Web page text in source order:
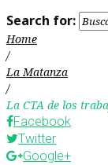
Search for:
Home
/
La Matanza
/
La CTA de los
Facebook
Twitter
Google+